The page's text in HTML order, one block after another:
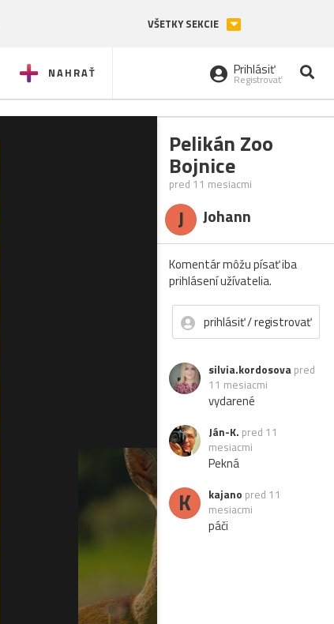
VŠETKY SEKCIE
NAHRAŤ Prihlásiť
Registrovať
Pelikán Zoo
Bojnice
pred 11 mesiacmi
J Johann
Komentár môžu písať iba
prihlásení užívatelia.
prihlásiť / registrovať
silvia.kordosova pred
11 mesiacmi
vydarené
Ján-K. pred 11
mesiacmi
Pekná
K kajano pred 11
mesiacmi
páči